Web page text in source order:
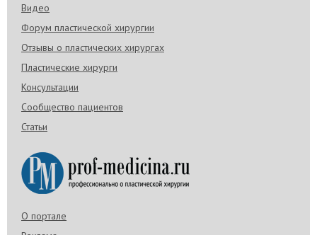
Видео
Форум пластической хирургии
Отзывы о пластических хирургах
Пластические хирурги
Консультации
Сообщество пациентов
Статьи
О портале